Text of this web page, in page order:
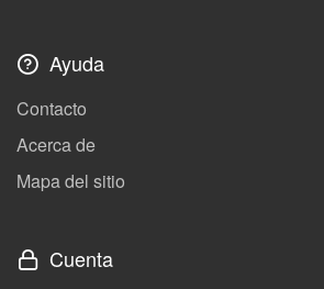
Ayuda
Contacto
Acerca de
Mapa del sitio
Cuenta